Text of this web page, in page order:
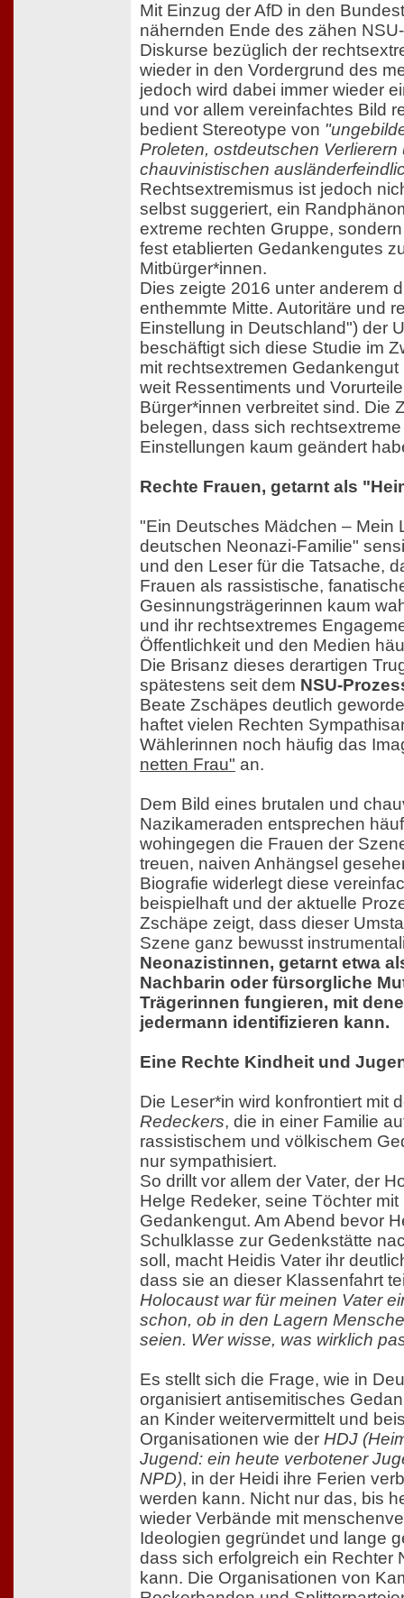
Mit Einzug der AfD in den
nähernden Ende des zähen
Diskurse bezüglich der
wieder in den Vordergrund des
jedoch wird dabei immer wieder
und vor allem vereinfachtes Bild
bedient Stereotype von
Proleten, ostdeutschen
chauvinistischen
Rechtsextremismus ist jedoch
selbst suggeriert, ein
extreme rechten Gruppe,
fest etablierten Gedankengutes
Mitbürger*innen.
Dies zeigte 2016 unter anderem
enthemmte Mitte. Autoritäre und
Einstellung in Deutschland") der
beschäftigt sich diese Studie im
mit rechtsextremen
weit Ressentiments und
Bürger*innen verbreitet sind. Die
belegen, dass sich
Einstellungen kaum geändert
Rechte Frauen, getarnt als
"Ein Deutsches Mädchen – Mein
deutschen Neonazi-Familie"
und den Leser für die Tatsache,
Frauen als rassistische,
Gesinnungsträgerinnen kaum
und ihr rechtsextremes
Öffentlichkeit und den Medien
Die Brisanz dieses derartigen
spätestens seit dem NSU-
Beate Zschäpes deutlich
haftet vielen Rechten
Wählerinnen noch häufig das
netten Frau" an.
Dem Bild eines brutalen und
Nazikameraden entsprechen
wohingegen die Frauen der
treuen, naiven Anhängsel
Biografie widerlegt diese
beispielhaft und der aktuelle
Zschäpe zeigt, dass dieser
Szene ganz bewusst
Neonazistinnen, getarnt etwa
Nachbarin oder fürsorgliche
Trägerinnen fungieren, mit
jedermann identifizieren kann.
Eine Rechte Kindheit und
Die Leser*in wird konfrontiert mit
Redeckers, die in einer Familie
rassistischem und völkischem
nur sympathisiert.
So drillt vor allem der Vater, der
Helge Redeker, seine Töchter mit
Gedankengut. Am Abend bevor
Schulklasse zur Gedenkstätte
soll, macht Heidis Vater ihr
dass sie an dieser Klassenfahrt
Holocaust war für meinen Vater
schon, ob in den Lagern
seien. Wer wisse, was wirklich
Es stellt sich die Frage, wie in
organisiert antisemitisches
an Kinder weitervermittelt und
Organisationen wie der HDJ
Jugend: ein heute verbotener
NPD), in der Heidi ihre Ferien
werden kann. Nicht nur das, bis
wieder Verbände mit
Ideologien gegründet und lange
dass sich erfolgreich ein Rechter
kann. Die Organisationen von